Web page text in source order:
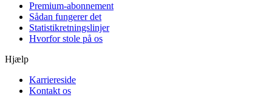
Premium-abonnement
Sådan fungerer det
Statistikretningslinjer
Hvorfor stole på os
Hjælp
Karriereside
Kontakt os